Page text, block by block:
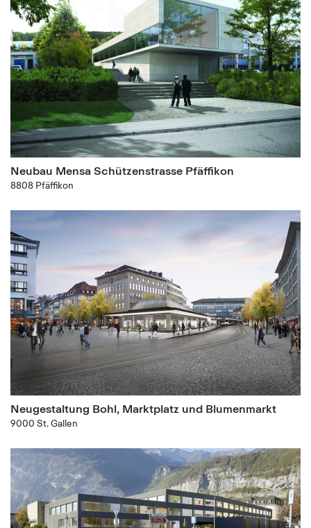
Neubau Mensa Schützenstrasse Pfäffikon
8808 Pfäffikon
Neugestaltung Bohl, Marktplatz und Blumenmarkt
9000 St. Gallen